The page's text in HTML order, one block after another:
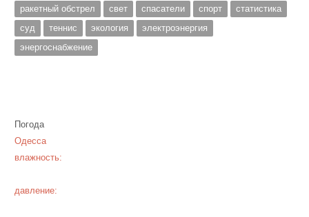
ракетный обстрел
свет спасатели спорт
статистика
суд
теннис экология
электроэнергия
энергоснабжение
Погода
Одесса
влажность:
давление: